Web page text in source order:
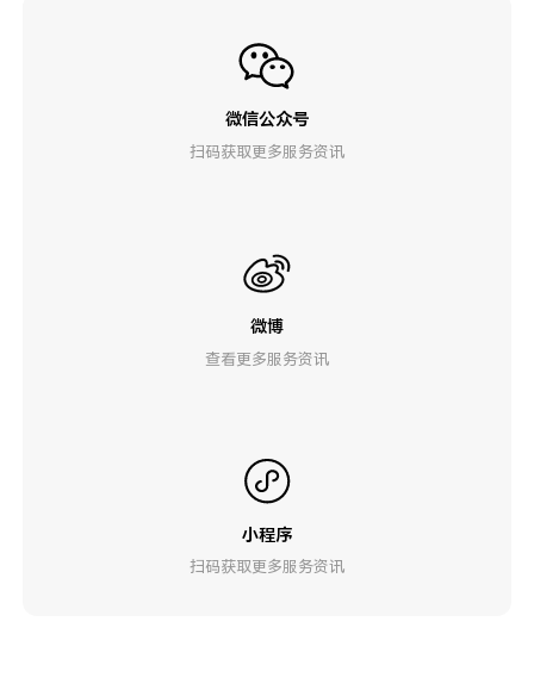
微信公众号
扫码获取更多服务资讯
微博
查看更多服务资讯
小程序
扫码获取更多服务资讯